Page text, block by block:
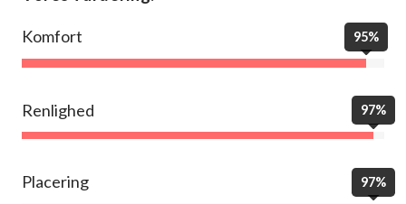
Komfort 95%
Renlighed 97%
Placering 97%